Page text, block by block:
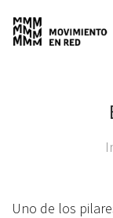
Uno de los